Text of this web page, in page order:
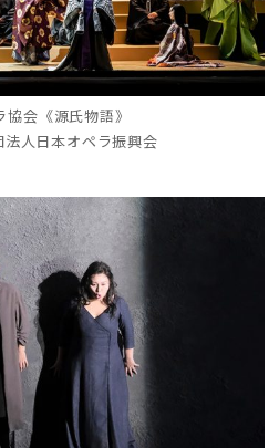
協会《源氏物語》
法人日本オペラ振興会